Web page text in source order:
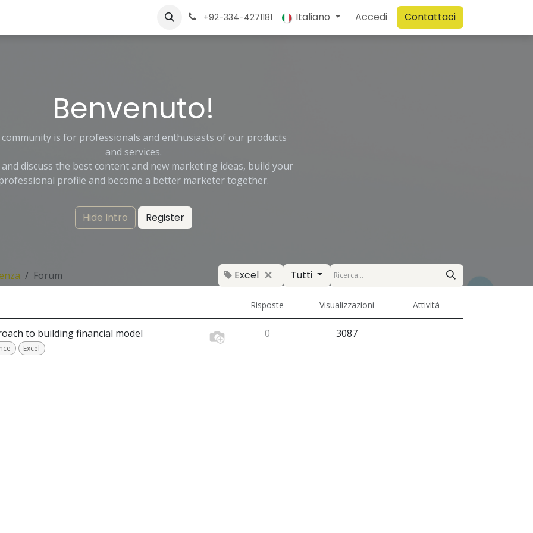
+92-334-4271181 Italiano Accedi Contattaci
Benvenuto!
is for professionals and enthusiasts of our products
and services.
and discuss the best content and new marketing ideas, build your
profile and become a better marketer together.
Hide Intro Register
Forum Excel Tutti
Risposte Visualizzazioni Attività
to building financial model
Excel
0 3087